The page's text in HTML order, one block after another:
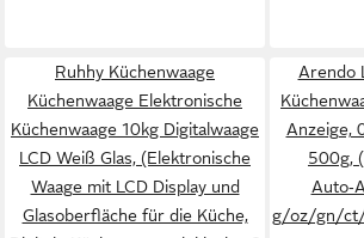
Ruhhy Küchenwaage
Küchenwaage Elektronische
Küchenwaage 10kg Digitalwaage
LCD Weiß Glas, (Elektronische
Waage mit LCD Display und
Glasoberfläche für die Küche,
Arendo
Anzeige,
500g,
g/oz/gn/ct/